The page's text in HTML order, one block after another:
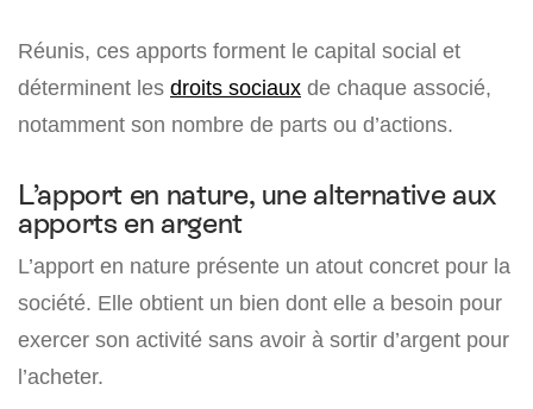
Réunis, ces apports forment le capital social et
déterminent les droits sociaux de chaque associé,
notamment son nombre de parts ou d’actions.
L’apport en nature, une alternative aux
apports en argent
L’apport en nature présente un atout concret pour la
société. Elle obtient un bien dont elle a besoin pour
exercer son activité sans avoir à sortir d’argent pour
l’acheter.